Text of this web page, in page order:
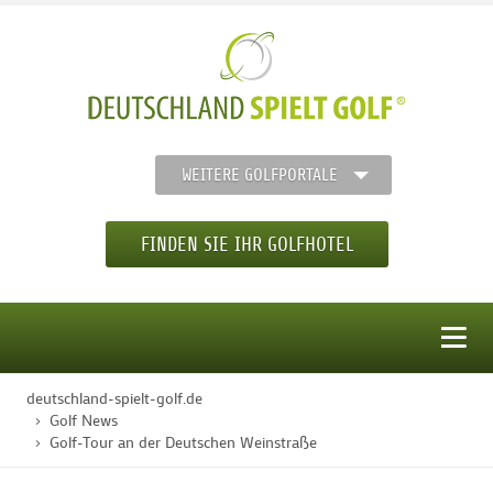
WEITERE GOLFPORTALE
FINDEN SIE IHR GOLFHOTEL
STARTSEITE
deutschland-spielt-golf.de
Golf News
Golf-Tour an der Deutschen Weinstraße